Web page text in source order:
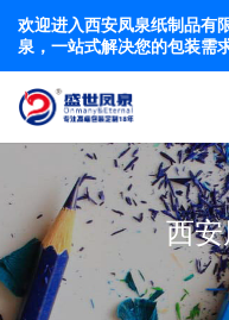
欢迎进入西安凤泉纸制品有
泉，一站式解决您的包装需
19991863684 029-
西